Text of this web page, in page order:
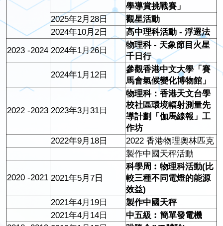
學導賞挑戰賽」
2025年2月28日
觀星活動
2024年10月2日
高中理科活動 - 浮選法
2023 -2024 2024年1月26日
物理科 - 天象節目火星
千日行
2024年1月12日
參觀香港中文大學「賽
馬會氣候變化博物館」
2022 -2023 2023年3月31日
物理科：香港天文台學
校社區環境輻射測量先
導計劃「伽馬線報」工
作坊
2022年9月18日
2022 香港物理奧林匹克
製作中國天秤活動
2020 -2021 2021年5月7日
科學周︰物理科活動(比
較三種不同電燈的能源
效益)
2021年4月19日
製作中國天秤
2021年4月14日
中五級︰簡單發電機